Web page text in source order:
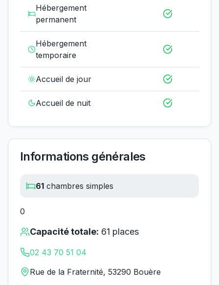
Hébergement
permanent
Hébergement
temporaire
Accueil de jour
Accueil de nuit
Informations générales
61 chambres simples
0
Capacité totale: 61 places
02 43 70 51 04
Rue de la Fraternité, 53290 Bouère